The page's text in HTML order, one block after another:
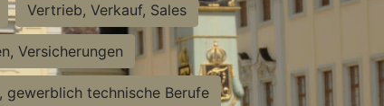
Vertrieb, Verkauf, Sales
Versicherungen
gewerblich technische Berufe